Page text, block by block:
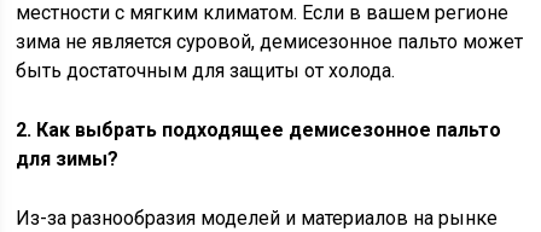
местности с мягким климатом. Если в вашем регионе
зима не является суровой, демисезонное пальто может
быть достаточным для защиты от холода.
2. Как выбрать подходящее демисезонное пальто
для зимы?
Из-за разнообразия моделей и материалов на рынке